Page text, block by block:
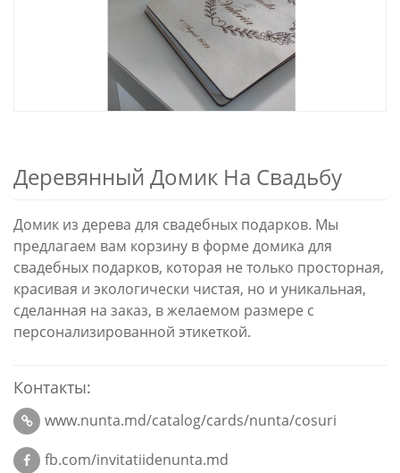
Деревянный Домик На Свадьбу
Домик из дерева для свадебных подарков. Мы
предлагаем вам корзину в форме домика для
свадебных подарков, которая не только просторная,
красивая и экологически чистая, но и уникальная,
сделанная на заказ, в желаемом размере с
персонализированной этикеткой.
Контакты:
www.nunta.md/catalog/cards/nunta/cosuri
fb.com/invitatiidenunta.md